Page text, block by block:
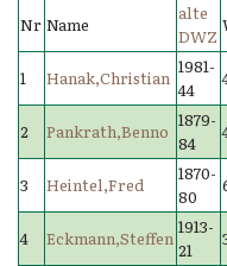
Nr Name
alte
DWZ
1 Hanak,Christian
1981-
44
2 Pankrath,Benno
1879-
84
3 Heintel,Fred
1870-
80
4 Eckmann,Steffen
1913-
21